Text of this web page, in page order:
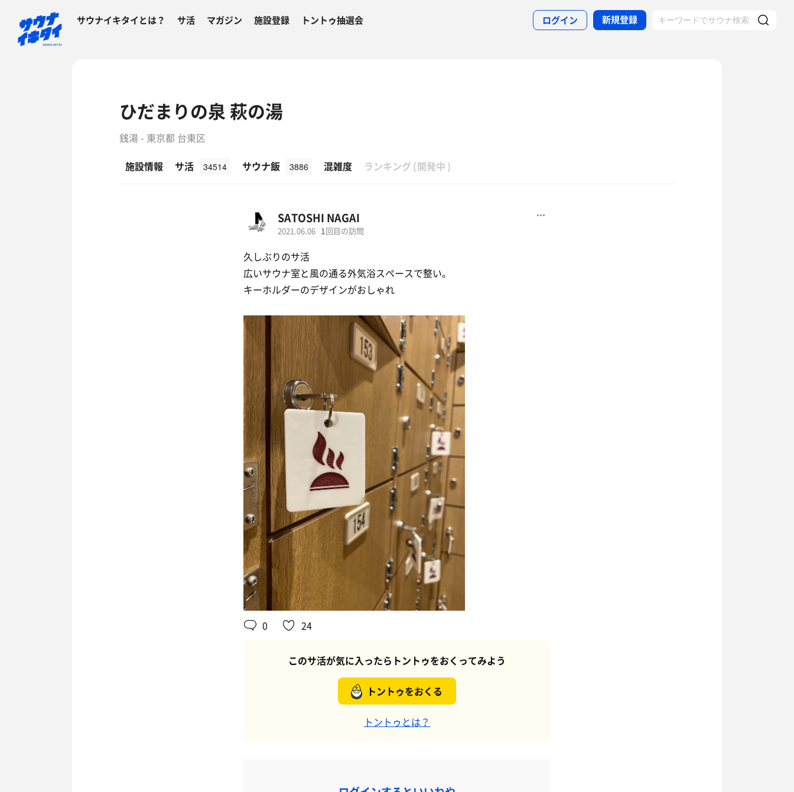
サウナイキタイとは？ サ活 マガジン 施設登録 トントゥ抽選会 ログイン 新規登録
ひだまりの泉 萩の湯
銭湯 - 東京都 台東区
施設情報
サ活 34514 サウナ飯 3886 混雑度 ランキング (開発中 )
SATOSHI NAGAI
2021.06.06 1 回目の訪問
久しぶりのサ活
広いサウナ室と風の通る外気浴スペースで整い。
キーホルダーのデザインがおしゃれ
0 24
このサ活が気に入ったらトントゥをおくってみよう
トントゥをおくる
トントゥとは？